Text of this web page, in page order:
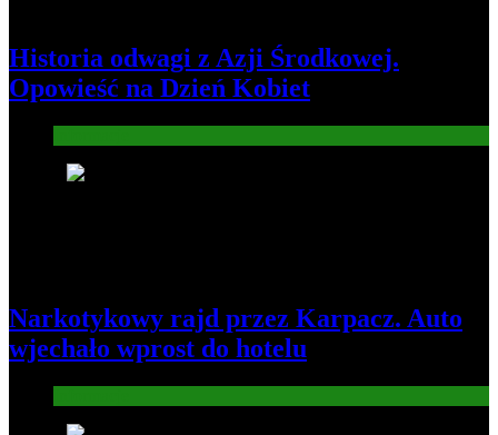
Historia odwagi z Azji Środkowej.
Opowieść na Dzień Kobiet
Narkotykowy rajd przez Karpacz. Auto
wjechało wprost do hotelu